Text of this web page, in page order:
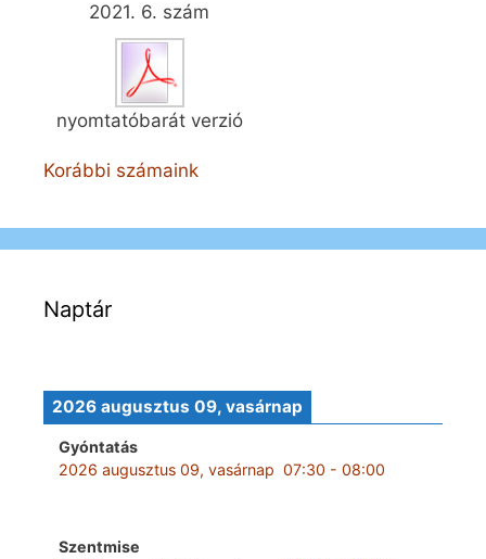
2021. 6. szám
nyomtatóbarát verzió
Korábbi számaink
Naptár
2026 augusztus 09, vasárnap
Gyóntatás
2026 augusztus 09, vasárnap 07:30 - 08:00
Szentmise